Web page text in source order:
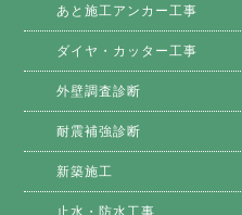
あと施工アンカー工事
ダイヤ・カッター工事
外壁調査診断
耐震補強診断
新築施工
止水・防水工事